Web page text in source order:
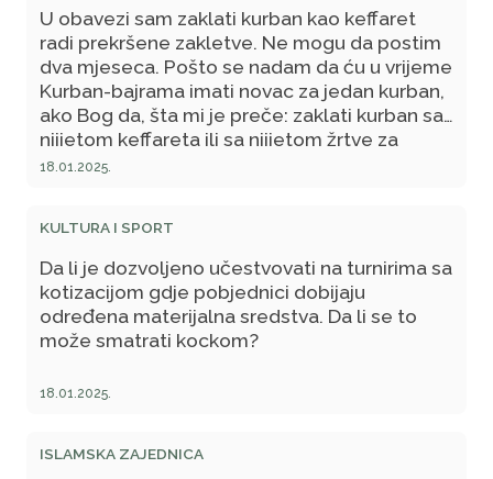
U obavezi sam zaklati kurban kao keffaret
radi prekršene zakletve. Ne mogu da postim
dva mjeseca. Pošto se nadam da ću u vrijeme
Kurban-bajrama imati novac za jedan kurban,
ako Bog da, šta mi je preče: zaklati kurban sa
nijjetom keffareta ili sa nijjetom žrtve za
Kurban-bajram?
18.01.2025.
KULTURA I SPORT
Da li je dozvoljeno učestvovati na turnirima sa
kotizacijom gdje pobjednici dobijaju
određena materijalna sredstva. Da li se to
može smatrati kockom?
18.01.2025.
ISLAMSKA ZAJEDNICA